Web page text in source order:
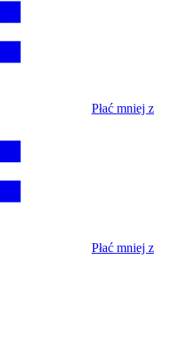
Płać mniej z
Płać mniej z